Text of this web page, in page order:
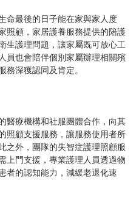
命最後的日子能在家與家人度
照顧，家居護養服務提供的陪護
生護理問題，讓家屬既可放心工
員也會陪伴個別家屬辦理相關殯
深獲認同及肯定。
醫療機構和社服團體合作，向其
照顧支援服務，讓服務使用者所
之外，團隊的失智症護理照顧服
上門支援，專業護理人員透過物
者的認知能力，減緩老退化速